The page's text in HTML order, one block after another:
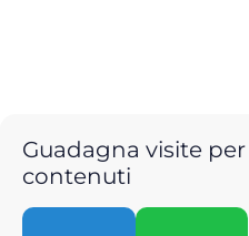
Guadagna visite
contenuti